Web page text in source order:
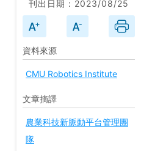
刊出日期：2023/08/25
資料來源
CMU Robotics Institute
文章摘譯
農業科技新脈動平台管理團
隊